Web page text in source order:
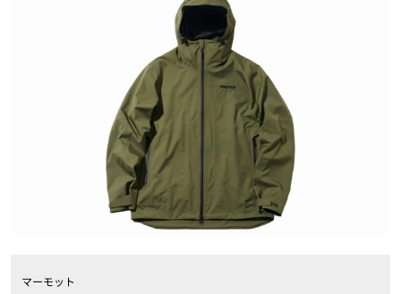
マーモット